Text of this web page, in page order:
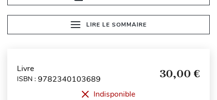
LIRE LE SOMMAIRE
Livre
ISBN : 9782340103689 30,00 €
Indisponible